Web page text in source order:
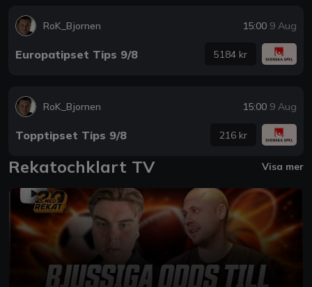
RoK_Bjornen 15:00 9 Aug
Europatipset Tips 9/8 5184 kr
RoK_Bjornen 15:00 9 Aug
Topptipset Tips 9/8 216 kr
Rekatochklart TV Visa mer